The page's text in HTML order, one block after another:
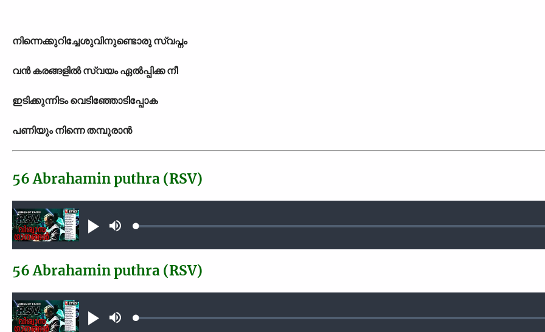
നിന്നെക്കുറിച്ചേശുവിനുണ്ടൊരു സ്വപ്നം
വന്‍ കരങ്ങളില്‍ സ്വയം ഏല്‍പ്പിക്ക നീ
ഇടിക്കുന്നിടം വെടിഞ്ഞോടിപ്പോക
പണിയും നിന്നെ തമ്പുരാന്‍
Audio file
Play MuteLoaded:
56 Abrahamin puthra (RSV)
Audio file
Play MuteLoaded:
56 Abrahamin puthra (RSV)